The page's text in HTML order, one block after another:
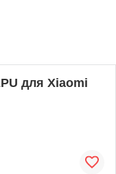
для Xiaomi